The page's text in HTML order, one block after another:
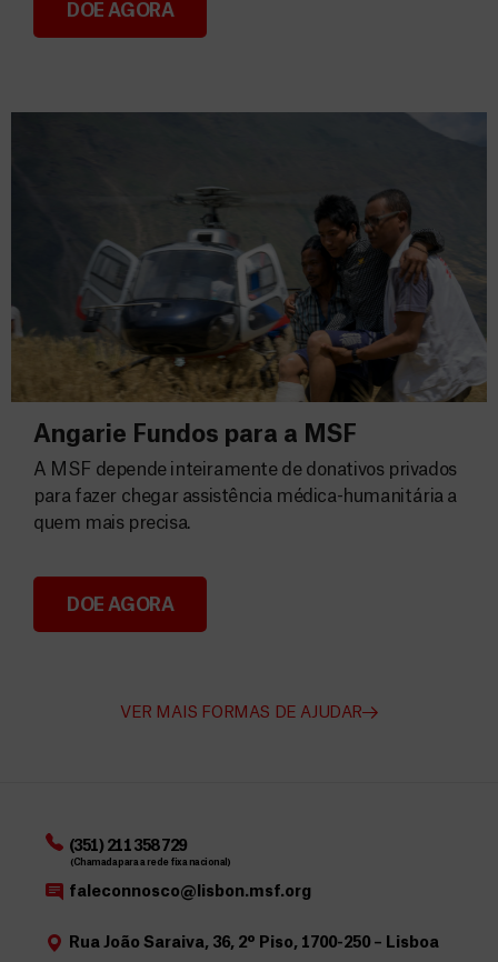
Consignação do IRS 2026
DOE AGORA
Angarie Fundos para a MSF
Angarie Fundos para a MSF
A MSF depende inteiramente de donativos privados
para fazer chegar assistência médica-humanitária a
quem mais precisa.
DOE AGORA
VER MAIS FORMAS DE AJUDAR
(351) 211 358 729
(Chamada para a rede fixa nacional)
faleconnosco@lisbon.msf.org
Rua João Saraiva, 36, 2º Piso, 1700-250 – Lisboa